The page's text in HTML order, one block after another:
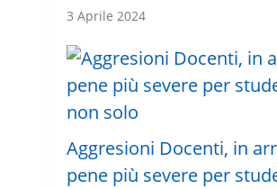
3 Aprile 2024
Aggresioni Docenti, in
pene più severe per